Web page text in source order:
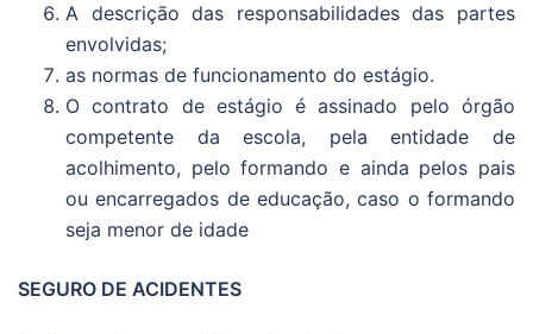
A descrição das responsabilidades das partes
envolvidas;
as normas de funcionamento do estágio.
O contrato de estágio é assinado pelo órgão
competente da escola, pela entidade de
acolhimento, pelo formando e ainda pelos pais
ou encarregados de educação, caso o formando
seja menor de idade
SEGURO DE ACIDENTES